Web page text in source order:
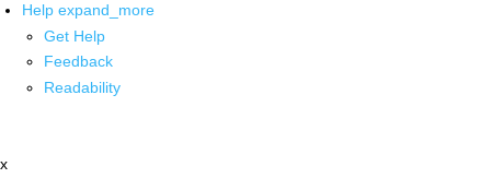
Help expand_more
Get Help
Feedback
Readability
x